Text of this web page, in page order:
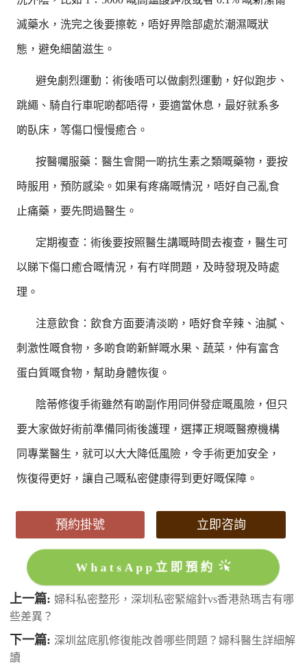
滅藥水，洗完之後要擦乾，唔好畀陰部處於潮濕嘅狀
態，避免細菌滋生。
避免劇烈運動：術後唔可以做劇烈運動，好似跑步、
跳繩、騎自行車呢啲都唔得，要適當休息，最好就系多
啲臥床，等傷口慢慢癒合。
按醫囑服藥：醫生會開一啲抗生素之類嘅藥物，要按
時服用，預防感染。如果有疼痛嘅情況，唔好自己亂食
止痛藥，要先問過醫生。
定期複查：術後要按照醫生講嘅時間去複查，醫生可
以睇下傷口癒合嘅情況，有冇咩問題，及時發現及時處
理。
注意飲食：飲食方面要清淡啲，唔好食辛辣、油膩、
刺激性嘅食物，多啲食啲新鮮嘅水果、蔬菜，仲有富含
蛋白質嘅食物，幫助身體恢復。
陰蒂修復手術雖然有啲副作用同併發症嘅風險，但只
要大家做好術前準備同術後護理，選擇正規嘅醫療機構
同專業醫生，就可以大大降低風險，令手術更加安全，
恢復得更好，讓自己嘅私密健康得到更好嘅保障。
預約掛號 立即咨詢
WhatsApp立即預約
上一篇: 婦科私密整形，深圳私密緊縮針vs香港熱瑪吉有哪
些差異？
下一篇: 深圳盆底肌修復能改善哪些問題？婦科醫生詳細解
讀